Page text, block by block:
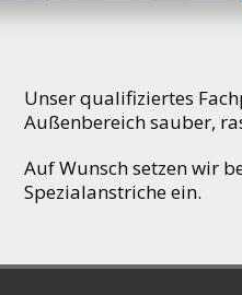
Unser qualifiziertes
Außenbereich sauber,
Auf Wunsch setzen wir
Spezialanstriche ein.